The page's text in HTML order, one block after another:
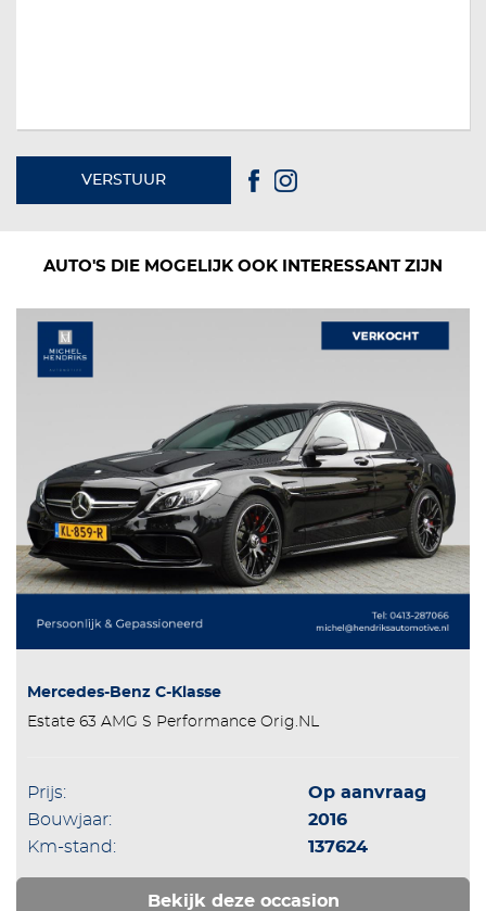
VERSTUUR
AUTO'S DIE MOGELIJK OOK INTERESSANT ZIJN
Mercedes-Benz C-Klasse
Estate 63 AMG S Performance Orig.NL
Prijs:
Op aanvraag
Bouwjaar:
2016
Km-stand:
137624
Bekijk deze occasion